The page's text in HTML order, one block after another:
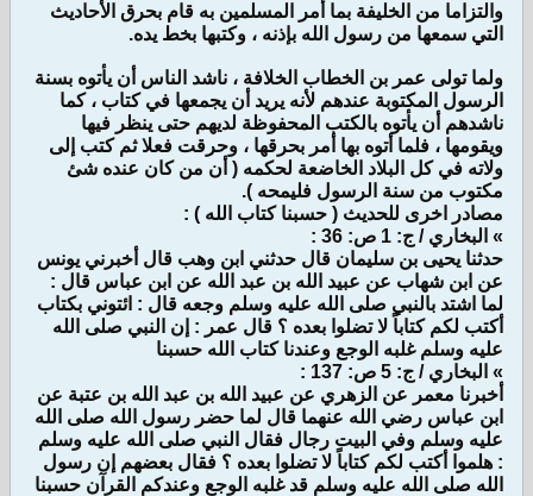
والتزاما من الخليفة بما أمر المسلمين به قام بحرق الأحاديث
التي سمعها من رسول الله بإذنه ، وكتبها بخط يده.
ولما تولى عمر بن الخطاب الخلافة ، ناشد الناس أن يأتوه بسنة
الرسول المكتوبة عندهم لأنه يريد أن يجمعها في كتاب ، كما
ناشدهم أن يأتوه بالكتب المحفوظة لديهم حتى ينظر فيها
ويقومها ، فلما أتوه بها أمر بحرقها ، وحرقت فعلا ثم كتب إلى
ولاته في كل البلاد الخاضعة لحكمه ( أن من كان عنده شئ
مكتوب من سنة الرسول فليمحه ).
مصادر اخرى للحديث ( حسبنا كتاب الله ) :
» البخاري / ج: 1 ص: 36 :
حدثنا يحيى بن سليمان قال حدثني ابن وهب قال أخبرني يونس
عن ابن شهاب عن عبيد الله بن عبد الله عن ابن عباس قال :
لما اشتد بالنبي صلى الله عليه وسلم وجعه قال : ائتوني بكتاب
أكتب لكم كتاباً لا تضلوا بعده ؟ قال عمر : إن النبي صلى الله
عليه وسلم غلبه الوجع وعندنا كتاب الله حسبنا
» البخاري / ج: 5 ص: 137 :
أخبرنا معمر عن الزهري عن عبيد الله بن عبد الله بن عتبة عن
ابن عباس رضي الله عنهما قال لما حضر رسول الله صلى الله
عليه وسلم وفي البيت رجال فقال النبي صلى الله عليه وسلم
: هلموا أكتب لكم كتاباً لا تضلوا بعده ؟ فقال بعضهم إن رسول
الله صلى الله عليه وسلم قد غلبه الوجع وعندكم القرآن حسبنا